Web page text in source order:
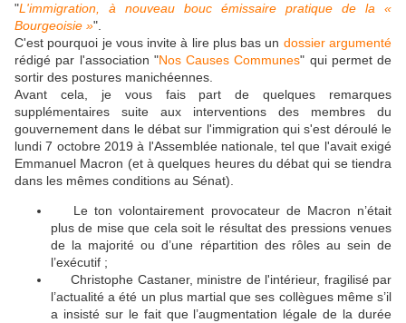
"L'immigration, à nouveau bouc émissaire pratique de la «
Bourgeoisie »".
C'est pourquoi je vous invite à lire plus bas un dossier argumenté
rédigé par l'association "Nos Causes Communes" qui permet de
sortir des postures manichéennes.
Avant cela, je vous fais part de quelques remarques
supplémentaires suite aux interventions des membres du
gouvernement dans le débat sur l'immigration qui s'est déroulé le
lundi 7 octobre 2019 à l'Assemblée nationale, tel que l'avait exigé
Emmanuel Macron (et à quelques heures du débat qui se tiendra
dans les mêmes conditions au Sénat).
Le ton volontairement provocateur de Macron n’était
plus de mise que cela soit le résultat des pressions venues
de la majorité ou d’une répartition des rôles au sein de
l’exécutif ;
Christophe Castaner, ministre de l'intérieur, fragilisé par
l’actualité a été un plus martial que ses collègues même s’il
a insisté sur le fait que l’augmentation légale de la durée